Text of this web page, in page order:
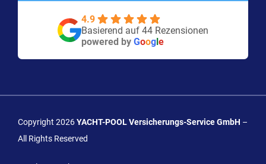
4.9
Basierend auf 44 Rezensionen
powered by Google
Copyright 2026YACHT-POOL Versicherungs-Service GmbH –
All Rights Reserved